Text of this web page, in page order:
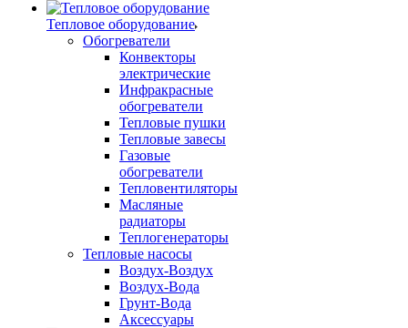
Тепловое оборудование
Обогреватели
Конвекторы
электрические
Инфракрасные
обогреватели
Тепловые пушки
Тепловые завесы
Газовые
обогреватели
Тепловентиляторы
Масляные
радиаторы
Теплогенераторы
Тепловые насосы
Воздух-Воздух
Воздух-Вода
Грунт-Вода
Аксессуары